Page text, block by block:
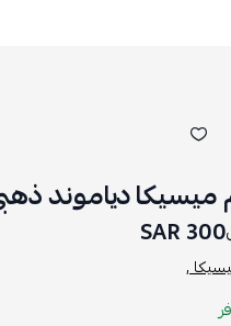
ميسيكا دياموند
300 SAR
,